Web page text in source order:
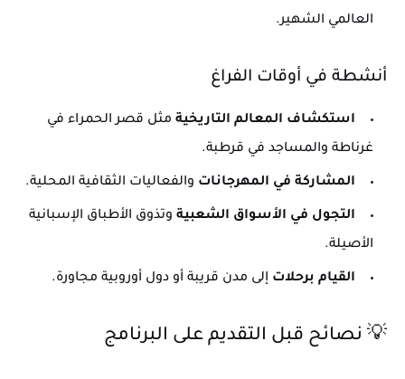
العالمي الشهير.
أنشطة في أوقات الفراغ
استكشاف المعالم التاريخية مثل قصر الحمراء في
غرناطة والمساجد في قرطبة.
المشاركة في المهرجانات والفعاليات الثقافية المحلية.
التجول في الأسواق الشعبية وتذوق الأطباق الإسبانية
الأصيلة.
القيام برحلات إلى مدن قريبة أو دول أوروبية مجاورة.
💡 نصائح قبل التقديم على البرنامج